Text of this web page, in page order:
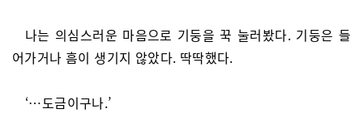
나는 의심스러운 마음으로 기둥을 꾹 눌러봤다. 기둥은 들
어가거나 흠이 생기지 않았다. 딱딱했다.
‘…도금이구나.’